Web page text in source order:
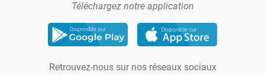
Téléchargez notre application
Retrouvez-nous sur nos réseaux sociaux